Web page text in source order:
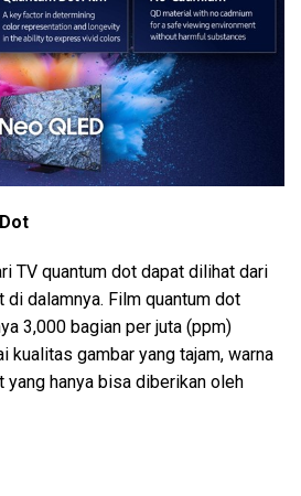
TV quantum dot dapat dilihat dari
di dalamnya. Film quantum dot
3,000 bagian per juta (ppm)
kualitas gambar yang tajam, warna
yang hanya bisa diberikan oleh